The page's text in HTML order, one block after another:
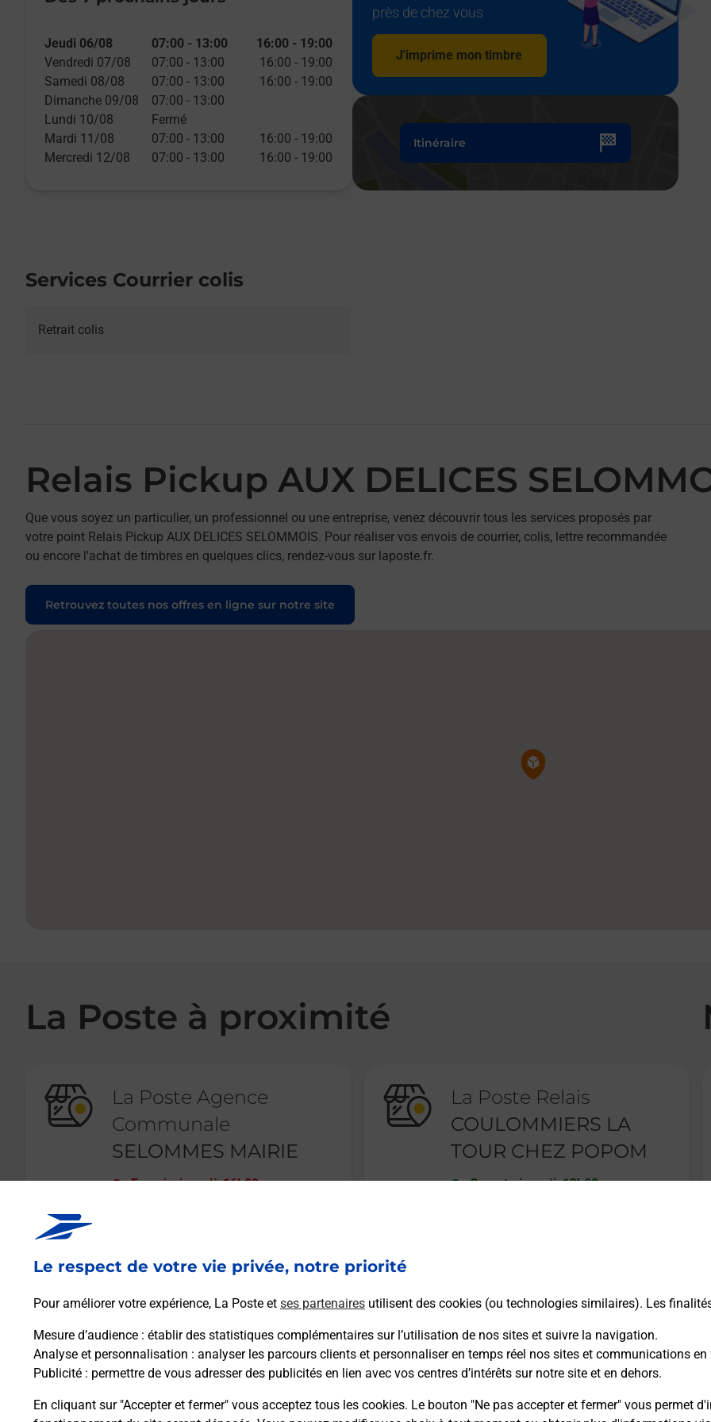
Le respect de votre vie privée, notre priorité
Pour améliorer votre expérience, La Poste et ses partenaires utilisent des cookies (ou technologies similaires). Les
Mesure d’audience : établir des statistiques complémentaires sur l’utilisation de nos sites et suivre la navigation.
Analyse et personnalisation : analyser les parcours clients et personnaliser en temps réel nos sites et communications
Publicité : permettre de vous adresser des publicités en lien avec vos centres d’intérêts sur notre site et en dehors.
En cliquant sur "Accepter et fermer" vous acceptez tous les cookies. Le bouton "Ne pas accepter et fermer" vous permet
Jeudi 06/08 07:00 - 13:00 16:00 - 19:00
Vendredi 07/08
07:00 - 13:00 16:00 - 19:00
Samedi 08/08
07:00 - 13:00 16:00 - 19:00
Dimanche 09/08
07:00 - 13:00
Lundi 10/08
Fermé
Mardi 11/08
07:00 - 13:00 16:00 - 19:00
Mercredi 12/08
07:00 - 13:00 16:00 - 19:00
près de chez vous
J'imprime mon timbre
Itinéraire
Services Courrier colis
Retrait colis
Relais Pickup AUX DELICES
Que vous soyez un particulier, un professionnel ou une entreprise, venez découvrir tous les services proposés par
votre point Relais Pickup AUX DELICES SELOMMOIS. Pour réaliser vos envois de courrier, colis, lettre recommandée
ou encore l'achat de timbres en quelques clics, rendez-vous sur laposte.fr.
Retrouvez toutes nos offres en ligne sur notre site
Pin de la carte
La Poste à proximité
La Poste Agence
Communale
SELOMMES MAIRIE
Fermé-jusqu'à 16h00
En savoir plus
La Poste Relais
COULOMMIERS LA
TOUR CHEZ POPOM
Ouvert-jusqu'à 13h00